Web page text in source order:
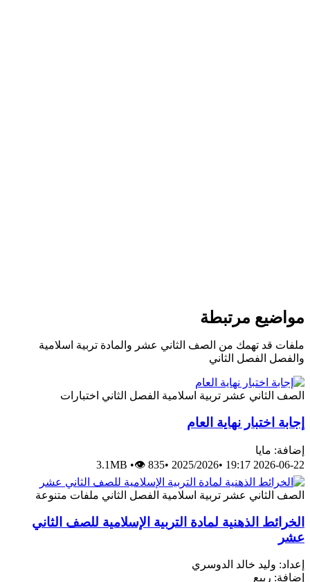
مواضيع مرتبطة
ملفات قد تهمك من الصف الثاني عشر والمادة تربية اسلامية
والفصل الفصل الثاني
الصف الثاني عشر تربية اسلامية الفصل الثاني اختبارات
إجابة اختبار نهاية العام
إضافة: مايا
2026-06-22 19:17
•
2025/2026
•
3.1MB •👁 835
الصف الثاني عشر تربية اسلامية الفصل الثاني ملفات متنوعة
الخرائط الذهنية لمادة التربية الإسلامية للصف الثاني
عشر
إعداد: وليد خالد الدوسري
إضافة: ربيع